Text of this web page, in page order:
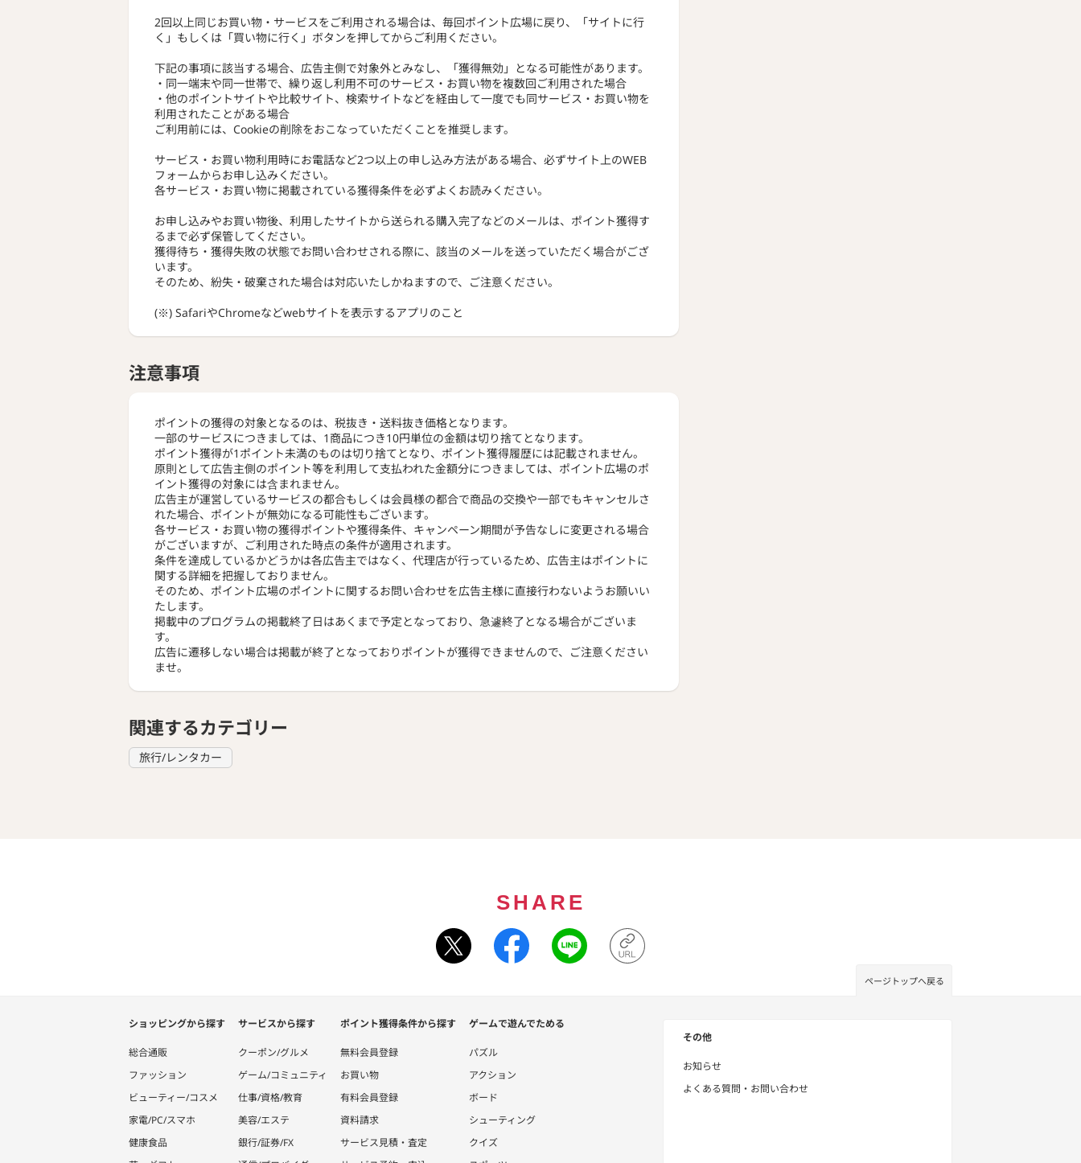
2回以上同じお買い物・サービスをご利用される場合は、毎回ポイント広場に戻り、「サイトに行
く」もしくは「買い物に行く」ボタンを押してからご利用ください。
下記の事項に該当する場合、広告主側で対象外とみなし、「獲得無効」となる可能性があります。
・同一端末や同一世帯で、繰り返し利用不可のサービス・お買い物を複数回ご利用された場合
・他のポイントサイトや比較サイト、検索サイトなどを経由して一度でも同サービス・お買い物を
利用されたことがある場合
ご利用前には、Cookieの削除をおこなっていただくことを推奨します。
サービス・お買い物利用時にお電話など2つ以上の申し込み方法がある場合、必ずサイト上のWEB
フォームからお申し込みください。
各サービス・お買い物に掲載されている獲得条件を必ずよくお読みください。
お申し込みやお買い物後、利用したサイトから送られる購入完了などのメールは、ポイント獲得す
るまで必ず保管してください。
獲得待ち・獲得失敗の状態でお問い合わせされる際に、該当のメールを送っていただく場合がござ
います。
そのため、紛失・破棄された場合は対応いたしかねますので、ご注意ください。
(※) SafariやChromeなどwebサイトを表示するアプリのこと
注意事項
ポイントの獲得の対象となるのは、税抜き・送料抜き価格となります。
一部のサービスにつきましては、1商品につき10円単位の金額は切り捨てとなります。
ポイント獲得が1ポイント未満のものは切り捨てとなり、ポイント獲得履歴には記載されません。
原則として広告主側のポイント等を利用して支払われた金額分につきましては、ポイント広場のポ
イント獲得の対象には含まれません。
広告主が運営しているサービスの都合もしくは会員様の都合で商品の交換や一部でもキャンセルさ
れた場合、ポイントが無効になる可能性もございます。
各サービス・お買い物の獲得ポイントや獲得条件、キャンペーン期間が予告なしに変更される場合
がございますが、ご利用された時点の条件が適用されます。
条件を達成しているかどうかは各広告主ではなく、代理店が行っているため、広告主はポイントに
関する詳細を把握しておりません。
そのため、ポイント広場のポイントに関するお問い合わせを広告主様に直接行わないようお願いい
たします。
掲載中のプログラムの掲載終了日はあくまで予定となっており、急遽終了となる場合がございま
す。
広告に遷移しない場合は掲載が終了となっておりポイントが獲得できませんので、ご注意ください
ませ。
関連するカテゴリー
旅行/レンタカー
SHARE
ページトップへ戻る
ショッピングから探す
総合通販
ファッション
ビューティー/コスメ
家電/PC/スマホ
健康食品
サービスから探す
クーポン/グルメ
ゲーム/コミュニティ
仕事/資格/教育
美容/エステ
銀行/証券/FX
ポイント獲得条件から探す
無料会員登録
お買い物
有料会員登録
資料請求
サービス見積・査定
ゲームで遊んでためる
パズル
アクション
ボード
シューティング
クイズ
その他
お知らせ
よくある質問・お問い合わせ